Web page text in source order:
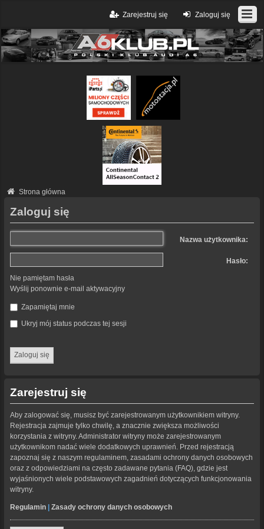
Zaloguj się
Zarejestruj się
Strona główna
Zaloguj się
Nazwa użytkownika:
Hasło:
Nie pamiętam hasła
Wyślij ponownie e-mail aktywacyjny
Zapamiętaj mnie
Ukryj mój status podczas tej sesji
Zarejestruj się
Aby zalogować się, musisz być zarejestrowanym użytkownikiem witryny.
Rejestracja zajmuje tylko chwilę, a znacznie zwiększa możliwości
korzystania z witryny. Administrator witryny może zarejestrowanym
użytkownikom nadać wiele dodatkowych uprawnień. Przed rejestracją
zapoznaj się z naszym regulaminem, zasadami ochrony danych osobowych
oraz z odpowiedziami na często zadawane pytania (FAQ), gdzie jest
wyjaśnionych wiele podstawowych zagadnień dotyczących funkcjonowania
witryny.
Regulamin Zasady ochrony danych osobowych